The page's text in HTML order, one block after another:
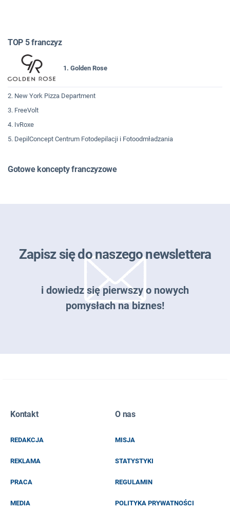
TOP 5 franczyz
1. Golden Rose
2. New York Pizza Department
3. FreeVolt
4. IvRoxe
5. DepilConcept Centrum Fotodepilacji i Fotoodmładzania
Gotowe koncepty franczyzowe
Zapisz się do naszego newslettera
i dowiedz się pierwszy o nowych
pomysłach na biznes!
EMAIL
Kontakt
REDAKCJA
REKLAMA
PRACA
MEDIA
O nas
MISJA
STATYSTYKI
REGULAMIN
POLITYKA PRYWATNOŚCI